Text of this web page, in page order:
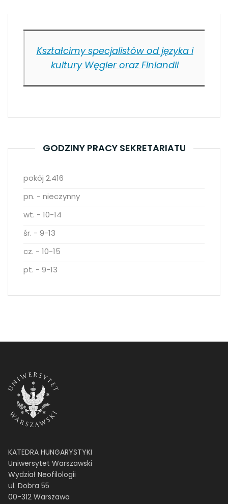
Kształcimy specjalistów od języka i
kultury Węgier oraz Finlandii
GODZINY PRACY SEKRETARIATU
pokój 2.416
pn. - nieczynny
wt. - 10-14
śr. - 9-13
cz. - 10-15
pt. - 9-13
KATEDRA HUNGARYSTYKI
Uniwersytet Warszawski
Wydział Neofilologii
ul. Dobra 55
00-312 Warszawa